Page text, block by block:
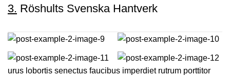
3. Röshults Svenska Hantverk
urus lobortis senectus faucibus imperdiet rutrum porttitor